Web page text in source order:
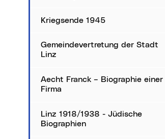
Kriegsende 1945
Gemeindevertretung der Stadt
Linz
Aecht Franck – Biographie einer
Firma
Linz 1918/1938 - Jüdische
Biographien